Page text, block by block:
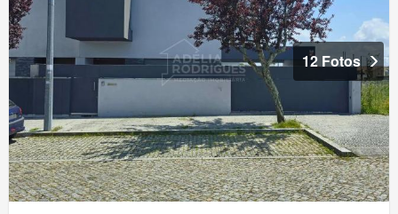
12 Fotos